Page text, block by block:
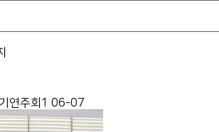
연주회1 06-07